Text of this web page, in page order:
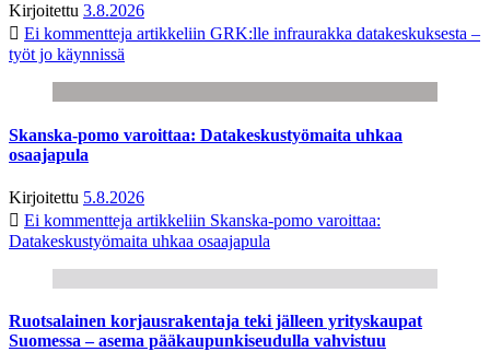
Kirjoitettu 3.8.2026
Ei kommentteja artikkeliin GRK:lle infraurakka datakeskuksesta –
työt jo käynnissä
Skanska-pomo varoittaa: Datakeskustyömaita uhkaa
osaajapula
Kirjoitettu 5.8.2026
Ei kommentteja artikkeliin Skanska-pomo varoittaa:
Datakeskustyömaita uhkaa osaajapula
Ruotsalainen korjausrakentaja teki jälleen yrityskaupat
Suomessa – asema pääkaupunkiseudulla vahvistuu